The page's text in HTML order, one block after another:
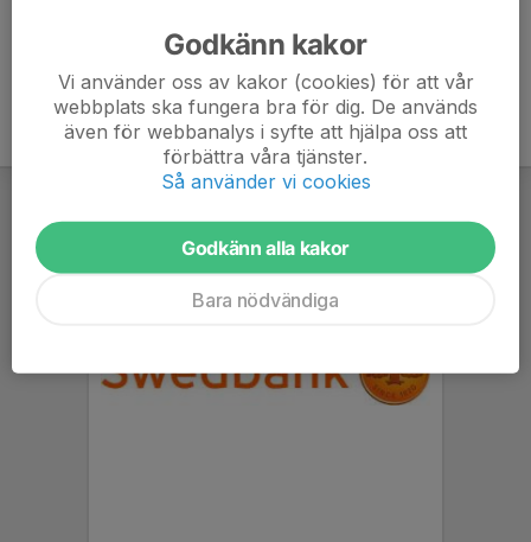
Godkänn kakor
Vi använder oss av kakor (cookies) för att vår
webbplats ska fungera bra för dig. De används
även för webbanalys i syfte att hjälpa oss att
förbättra våra tjänster.
Så använder vi cookies
Godkänn alla kakor
Bara nödvändiga